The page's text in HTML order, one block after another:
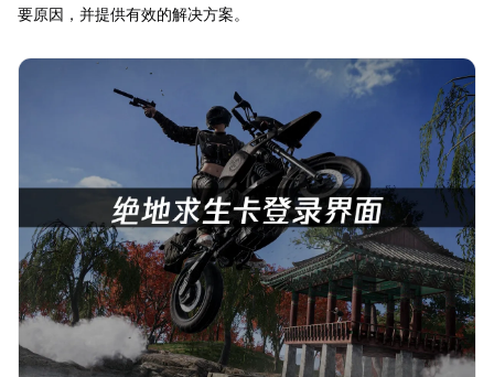
要原因，并提供有效的解决方案。